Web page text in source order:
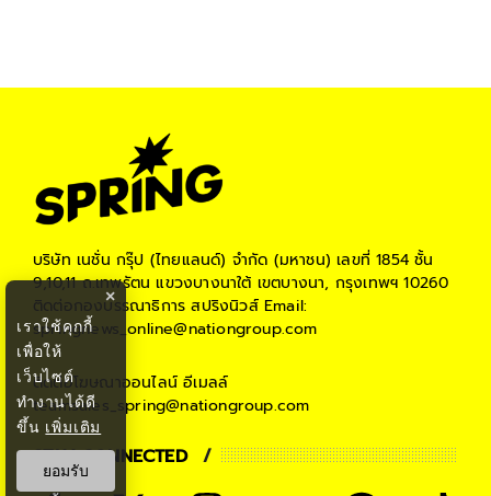
บริษัท เนชั่น กรุ๊ป (ไทยแลนด์) จำกัด (มหาชน) เลขที่ 1854 ชั้น
9,10,11 ถ.เทพรัตน แขวงบางนาใต้ เขตบางนา, กรุงเทพฯ 10260
ติดต่อกองบรรณาธิการ สปริงนิวส์Email:
springnews_online@nationgroup.com
ติดต่อโฆษณาออนไลน์ อีเมลล์
teamsales_spring@nationgroup.com
STAY CONNECTED
×
เราใช้คุกกี้
เพื่อให้
เว็บไซต์
ทำงานได้ดี
ขึ้น เพิ่มเติม
ยอมรับ